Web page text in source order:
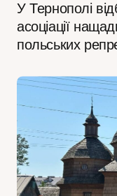
У Тернополі
асоціації
польських